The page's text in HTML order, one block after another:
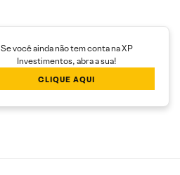
Se você ainda não tem conta na XP
Investimentos, abra a sua!
CLIQUE AQUI